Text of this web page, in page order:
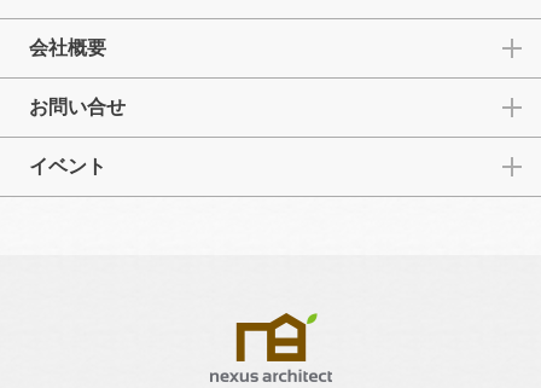
会社概要
お問い合せ
イベント